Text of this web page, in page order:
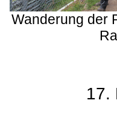
Wanderung der
17.